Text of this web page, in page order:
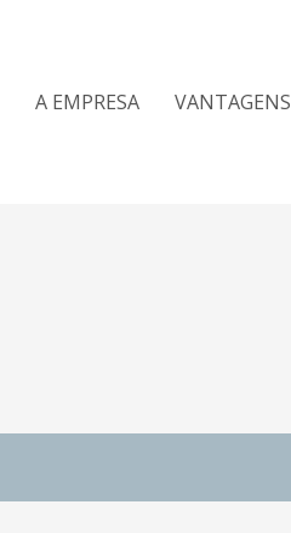
A EMPRESA VANTAGENS